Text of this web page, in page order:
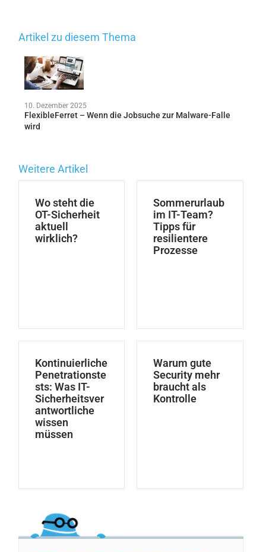
Artikel zu diesem Thema
10. Dezember 2025
FlexibleFerret – Wenn die Jobsuche zur Malware-Falle
wird
Weitere Artikel
Wo steht die
OT-Sicherheit
aktuell
wirklich?
Sommerurlaub
im IT-Team?
Tipps für
resilientere
Prozesse
Kontinuierliche
Penetrationste
sts: Was IT-
Sicherheitsver
antwortliche
wissen
müssen
Warum gute
Security mehr
braucht als
Kontrolle